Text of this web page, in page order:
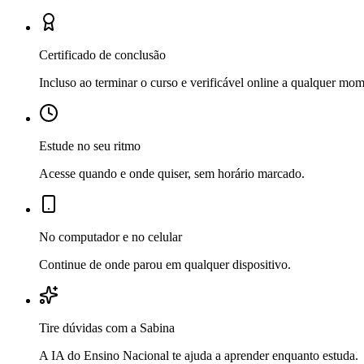
Certificado de conclusão
Incluso ao terminar o curso e verificável online a qualquer
Estude no seu ritmo
Acesse quando e onde quiser, sem horário marcado.
No computador e no celular
Continue de onde parou em qualquer dispositivo.
Tire dúvidas com a Sabina
A IA do Ensino Nacional te ajuda a aprender enquanto estuda.